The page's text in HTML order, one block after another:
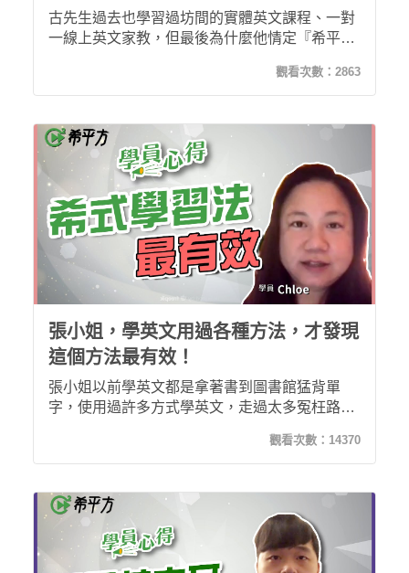
古先生過去也學習過坊間的實體英文課程、一對
一線上英文家教，但最後為什麼他情定『希平
習英文，每天一堂課，持之以恆地學到800堂課
呢？
觀看次數： 2863
張小姐，學英文用過各種方法，才發現
這個方法最有效！
張小姐以前學英文都是拿著書到圖書館猛背單
字，使用過許多方式學英文，走過太多冤枉路
都失敗後，沒想到最有效最棒的方法在這裡！!加
入希平方攻其不背後終於感受到能夠將英文聽清
觀看次數： 14370